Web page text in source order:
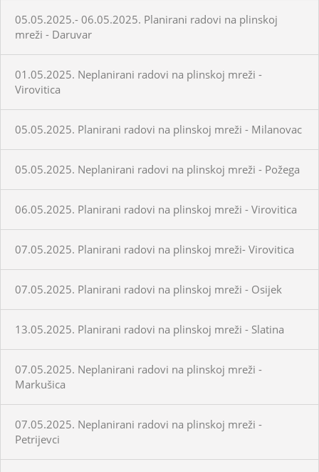
05.05.2025.- 06.05.2025. Planirani radovi na plinskoj
mreži - Daruvar
01.05.2025. Neplanirani radovi na plinskoj mreži -
Virovitica
05.05.2025. Planirani radovi na plinskoj mreži - Milanovac
05.05.2025. Neplanirani radovi na plinskoj mreži - Požega
06.05.2025. Planirani radovi na plinskoj mreži - Virovitica
07.05.2025. Planirani radovi na plinskoj mreži- Virovitica
07.05.2025. Planirani radovi na plinskoj mreži - Osijek
13.05.2025. Planirani radovi na plinskoj mreži - Slatina
07.05.2025. Neplanirani radovi na plinskoj mreži -
Markušica
07.05.2025. Neplanirani radovi na plinskoj mreži -
Petrijevci